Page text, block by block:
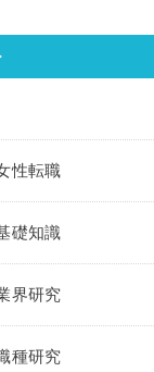
性転職
礎知識
界研究
種研究